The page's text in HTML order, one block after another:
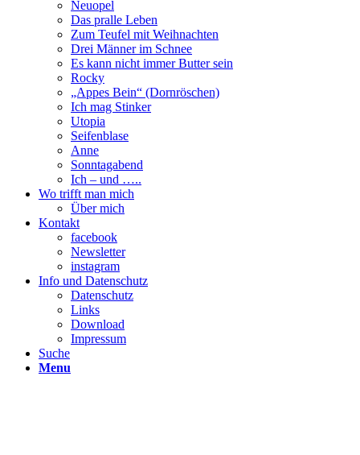
Neuopel
Das pralle Leben
Zum Teufel mit Weihnachten
Drei Männer im Schnee
Es kann nicht immer Butter sein
Rocky
„Appes Bein“ (Dornröschen)
Ich mag Stinker
Utopia
Seifenblase
Anne
Sonntagabend
Ich – und …..
Wo trifft man mich
Über mich
Kontakt
facebook
Newsletter
instagram
Info und Datenschutz
Datenschutz
Links
Download
Impressum
Suche
Menu